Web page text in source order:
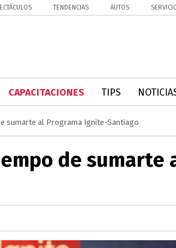
TENDENCIAS AUTOS
CAPACITACIONES TIPS
sumarte al Programa Ignite-Santiago
de sumarte